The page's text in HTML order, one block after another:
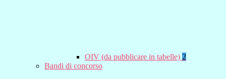
OIV (da pubblicare in tabelle) 2
Bandi di concorso